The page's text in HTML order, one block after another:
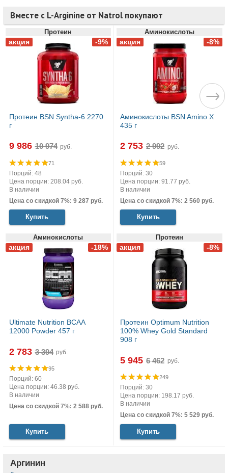
Вместе с L-Arginine от Natrol покупают
Протеин
Протеин BSN Syntha-6 2270
г
9 986 руб.
71
Порций: 48
Цена порции: 208.04 руб.
В наличии
Цена со скидкой 7%: 9 287 руб.
Купить
Аминокислоты
Аминокислоты BSN Amino X
435 г
2 753 руб.
59
Порций: 30
Цена порции: 91.77 руб.
В наличии
Цена со скидкой 7%: 2 560 руб.
Купить
Аминокислоты
Ultimate Nutrition BCAA
12000 Powder 457 г
2 783 руб.
95
Порций: 60
Цена порции: 46.38 руб.
В наличии
Цена со скидкой 7%: 2 588 руб.
Купить
Протеин
Протеин Optimum Nutrition
100% Whey Gold Standard
908 г
5 945 руб.
249
Порций: 30
Цена порции: 198.17 руб.
В наличии
Цена со скидкой 7%: 5 529 руб.
Купить
Аргинин